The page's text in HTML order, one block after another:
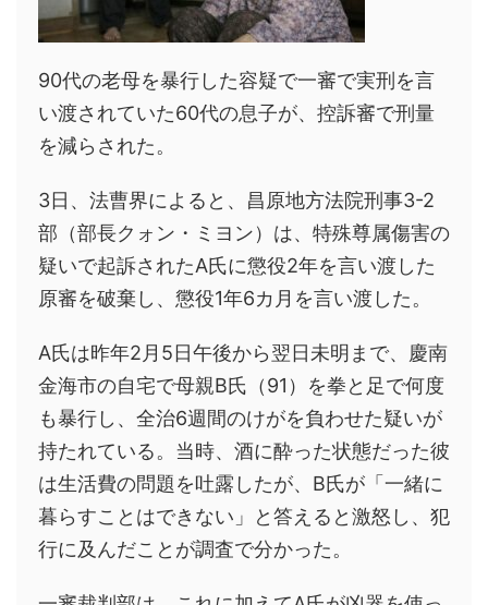
90代の老母を暴行した容疑で一審で実刑を言
い渡されていた60代の息子が、控訴審で刑量
を減らされた。
3日、法曹界によると、昌原地方法院刑事3-2
部（部長クォン・ミヨン）は、特殊尊属傷害の
疑いで起訴されたA氏に懲役2年を言い渡した
原審を破棄し、懲役1年6カ月を言い渡した。
A氏は昨年2月5日午後から翌日未明まで、慶南
金海市の自宅で母親B氏（91）を拳と足で何度
も暴行し、全治6週間のけがを負わせた疑いが
持たれている。当時、酒に酔った状態だった彼
は生活費の問題を吐露したが、B氏が「一緒に
暮らすことはできない」と答えると激怒し、犯
行に及んだことが調査で分かった。